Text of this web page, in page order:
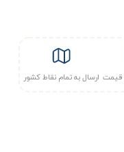
قیمت ارسال به تمام نقاط کشور